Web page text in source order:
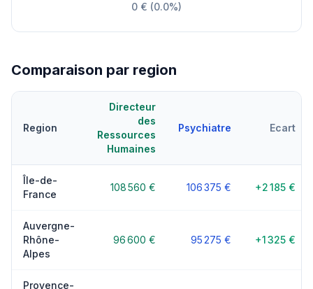
0 € (0.0%)
Comparaison par region
Region
Directeur
des
Ressources
Humaines
Psychiatre Ecart
Île-de-
France
108 560 € 106 375 € +2 185 €
Auvergne-
Rhône-
Alpes
96 600 € 95 275 € +1 325 €
Provence-